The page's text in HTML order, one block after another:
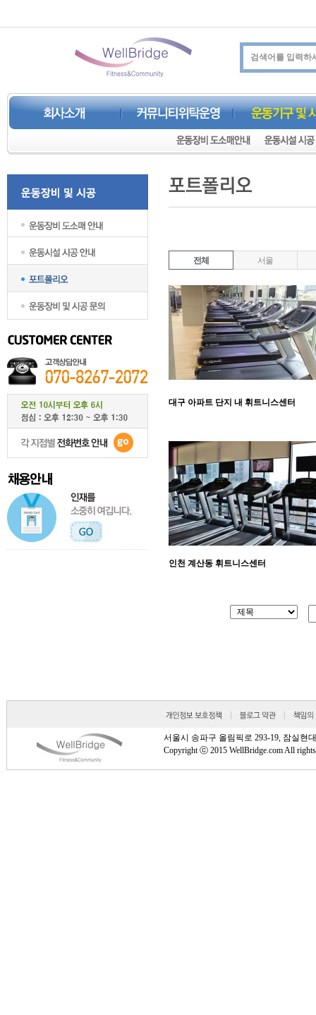
전체 서울
대구 아파트 단지 내 휘트니스센터
인천 계산동 휘트니스센터
서울시 송파구 올림픽로 293-19, 잠실현
Copyright ⓒ 2015 WellBridge.com All rights